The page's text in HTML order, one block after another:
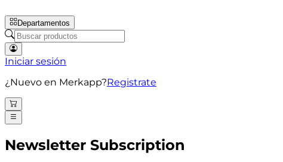
Departamentos
Iniciar sesión
¿Nuevo en Merkapp?Registrate
Newsletter Subscription